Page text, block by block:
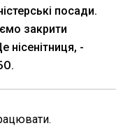
посади.
закрити
нісенітниця, -